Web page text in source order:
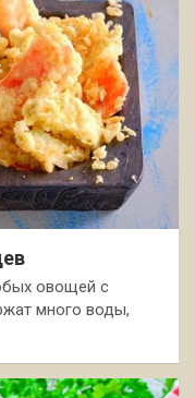
овощей с
много воды,